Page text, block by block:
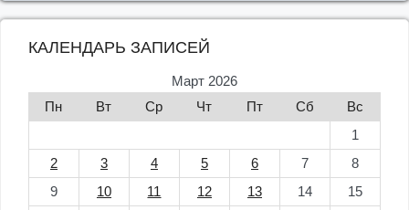
КАЛЕНДАРЬ ЗАПИСЕЙ
Март 2026
Пн
Вт Ср Чт Пт Сб
Вс
1
2
3 4 5 6 7
8
9
10 11 12 13 14
15